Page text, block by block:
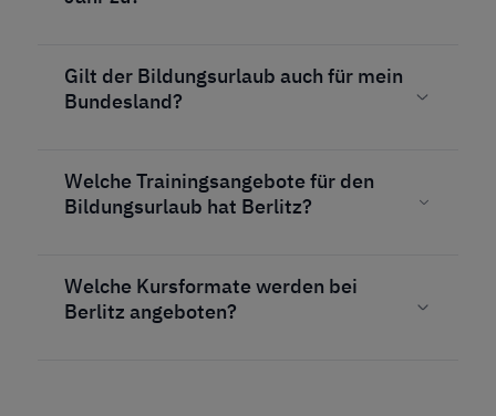
Gilt der Bildungsurlaub auch für mein
Bundesland?
Welche Trainingsangebote für den
Bildungsurlaub hat Berlitz?
Welche Kursformate werden bei
Berlitz angeboten?